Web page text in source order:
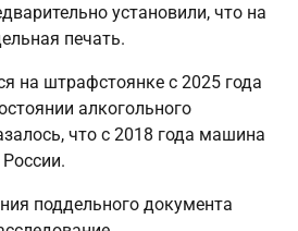
установили, что на
печать.
на штрафстоянке с 2025 года
алкогольного
что с 2018 года машина
поддельного документа